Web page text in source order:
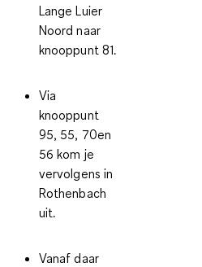
Lange Luier
Noord naar
knooppunt 81.
Via
knooppunt
95, 55, 70en
56 kom je
vervolgens in
Rothenbach
uit.
Vanaf daar